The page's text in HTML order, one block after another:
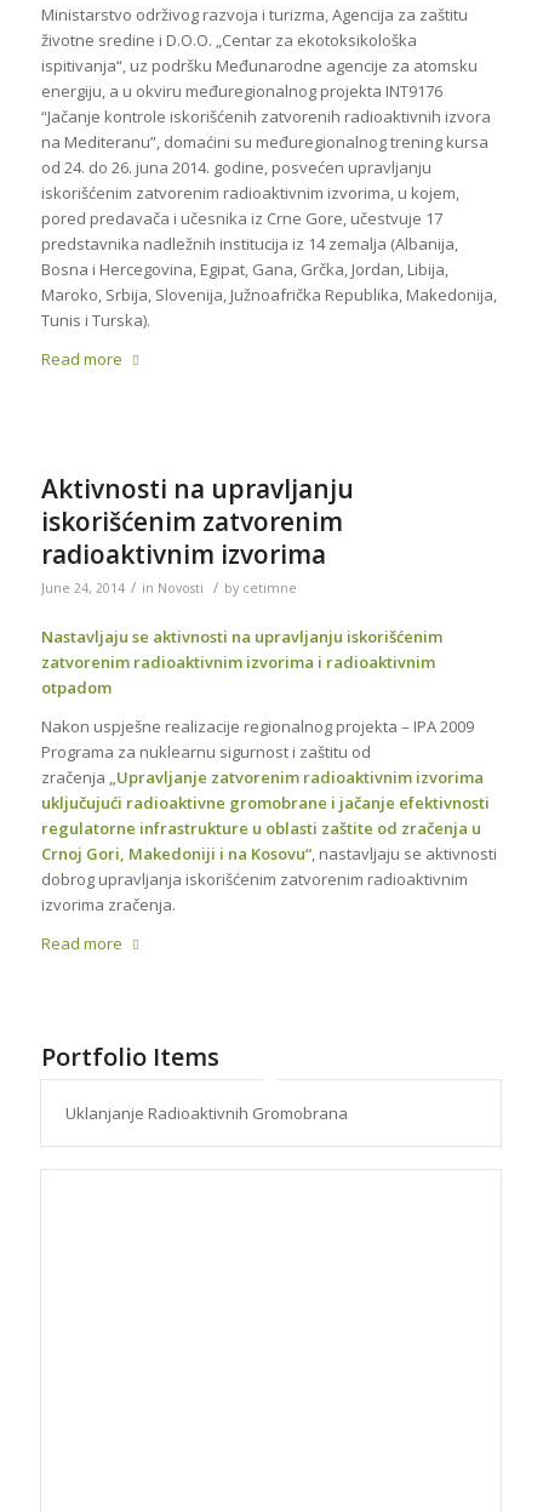
Ministarstvo održivog razvoja i turizma, Agencija za zaštitu
životne sredine i D.O.O. „Centar za ekotoksikološka
ispitivanja“, uz podršku Međunarodne agencije za atomsku
energiju, a u okviru međuregionalnog projekta INT9176
“Jačanje kontrole iskorišćenih zatvorenih radioaktivnih izvora
na Mediteranu”, domaćini su međuregionalnog trening kursa
od 24. do 26. juna 2014. godine, posvećen upravljanju
iskorišćenim zatvorenim radioaktivnim izvorima, u kojem,
pored predavača i učesnika iz Crne Gore, učestvuje 17
predstavnika nadležnih institucija iz 14 zemalja (Albanija,
Bosna i Hercegovina, Egipat, Gana, Grčka, Jordan, Libija,
Maroko, Srbija, Slovenija, Južnoafrička Republika, Makedonija,
Tunis i Turska).
Read more
Aktivnosti na upravljanju
iskorišćenim zatvorenim
radioaktivnim izvorima
June 24, 2014 / in Novosti / by cetimne
Nastavljaju se aktivnosti na upravljanju iskorišćenim
zatvorenim radioaktivnim izvorima i radioaktivnim
otpadom
Nakon uspješne realizacije regionalnog projekta – IPA 2009
Programa za nuklearnu sigurnost i zaštitu od
zračenja „Upravljanje zatvorenim radioaktivnim izvorima
uključujući radioaktivne gromobrane i jačanje efektivnosti
regulatorne infrastrukture u oblasti zaštite od zračenja u
Crnoj Gori, Makedoniji i na Kosovu“, nastavljaju se aktivnosti
dobrog upravljanja iskorišćenim zatvorenim radioaktivnim
izvorima zračenja.
Read more
Portfolio Items
Uklanjanje Radioaktivnih Gromobrana